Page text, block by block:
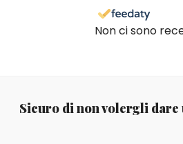
Non ci sono
Sicuro di non volergli